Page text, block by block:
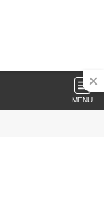
MENU